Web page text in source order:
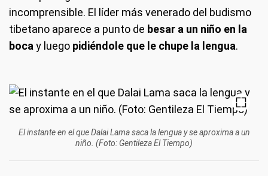
incomprensible. El líder más venerado del budismo
tibetano aparece a punto de besar a un niño en la
boca y luego pidiéndole que le chupe la lengua.
El instante en el que Dalai Lama saca la lengua y se aproxima a un
niño. (Foto: Gentileza El Tiempo)